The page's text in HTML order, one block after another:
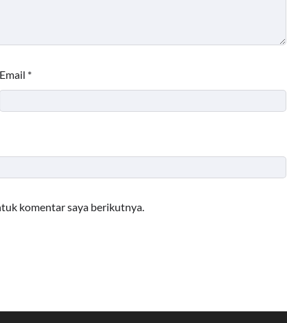
Email *
komentar saya berikutnya.